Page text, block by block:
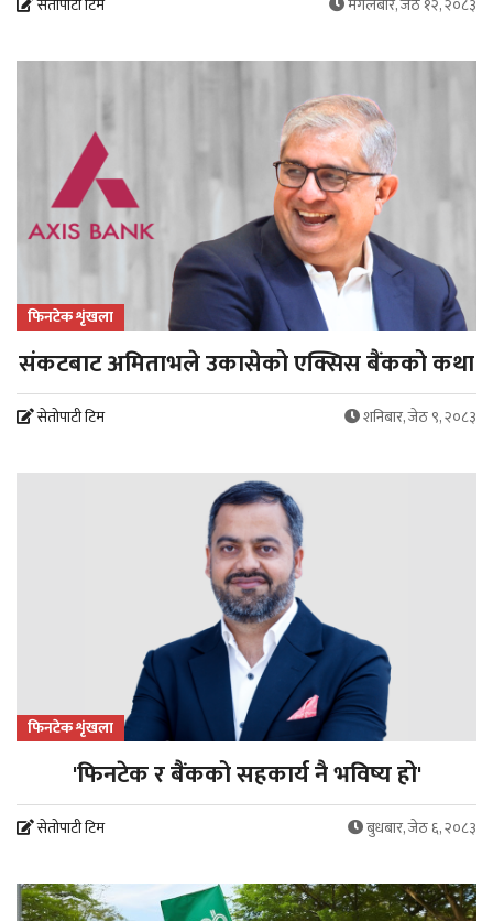
सेतोपाटी टिम मंगलबार, जेठ १२, २०८३
फिनटेक शृंखला
संकटबाट अमिताभले उकासेको एक्सिस बैंकको कथा
सेतोपाटी टिम शनिबार, जेठ ९, २०८३
फिनटेक शृंखला
'फिनटेक र बैंकको सहकार्य नै भविष्य हो'
सेतोपाटी टिम बुधबार, जेठ ६, २०८३